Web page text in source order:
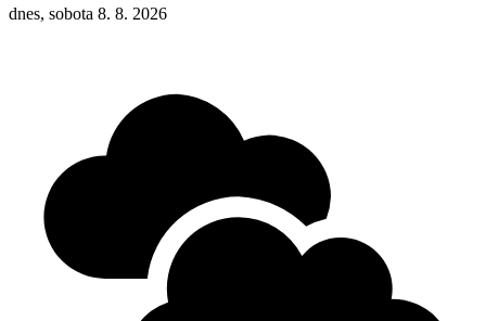
dnes, sobota 8. 8. 2026